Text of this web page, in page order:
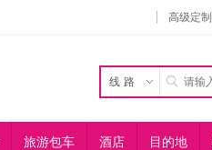
高级定制
线路
旅游包车 酒店 目的地